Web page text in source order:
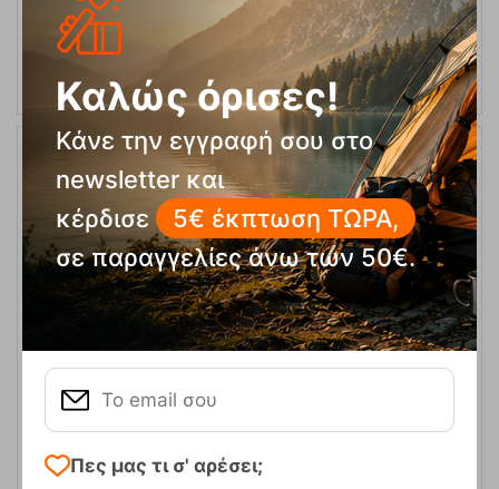
ΕΠΙΛΟΓΕΣ
Γκρι (City Grey)
Κωδικός: FRE-16968
44,95
Μέγεθος:
Καλώς όρισες!
Κάνε την εγγραφή σου στο
newsletter και
κέρδισε
5€ έκπτωση ΤΩΡΑ,
σε παραγγελίες άνω των 50€.
Πες μας τι σ' αρέσει;